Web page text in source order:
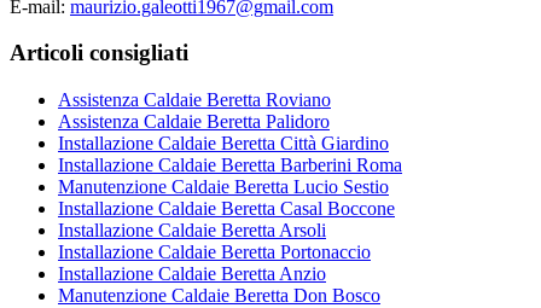
E-mail: maurizio.galeotti1967@gmail.com
Articoli consigliati
Assistenza Caldaie Beretta Roviano
Assistenza Caldaie Beretta Palidoro
Installazione Caldaie Beretta Città Giardino
Installazione Caldaie Beretta Barberini Roma
Manutenzione Caldaie Beretta Lucio Sestio
Installazione Caldaie Beretta Casal Boccone
Installazione Caldaie Beretta Arsoli
Installazione Caldaie Beretta Portonaccio
Installazione Caldaie Beretta Anzio
Manutenzione Caldaie Beretta Don Bosco